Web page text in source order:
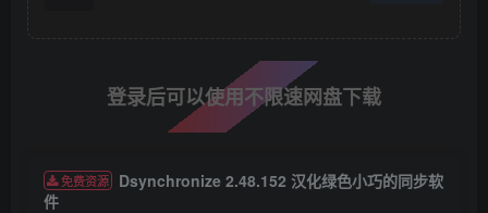
登录后可以使用不限速网盘下载
免费资源
Dsynchronize 2.48.152 汉化绿色小巧的同步软
件